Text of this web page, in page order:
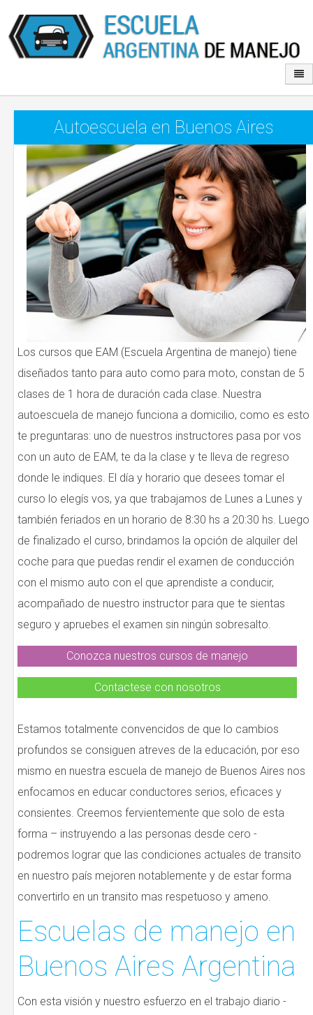
Autoescuela en Buenos Aires
Los cursos que EAM (Escuela Argentina de manejo) tiene
diseñados tanto para auto como para moto, constan de 5
clases de 1 hora de duración cada clase. Nuestra
autoescuela de manejo funciona a domicilio, como es esto
te preguntaras: uno de nuestros instructores pasa por vos
con un auto de EAM, te da la clase y te lleva de regreso
donde le indiques. El día y horario que desees tomar el
curso lo elegís vos, ya que trabajamos de Lunes a Lunes y
también feriados en un horario de 8:30 hs a 20:30 hs. Luego
de finalizado el curso, brindamos la opción de alquiler del
coche para que puedas rendir el examen de conducción
con el mismo auto con el que aprendiste a conducir,
acompañado de nuestro instructor para que te sientas
seguro y apruebes el examen sin ningún sobresalto.
Conozca nuestros cursos de manejo
Contactese con nosotros
Estamos totalmente convencidos de que lo cambios
profundos se consiguen atreves de la educación, por eso
mismo en nuestra escuela de manejo de Buenos Aires nos
enfocamos en educar conductores serios, eficaces y
consientes. Creemos fervientemente que solo de esta
forma – instruyendo a las personas desde cero -
podremos lograr que las condiciones actuales de transito
en nuestro país mejoren notablemente y de estar forma
convertirlo en un transito mas respetuoso y ameno.
Escuelas de manejo en
Buenos Aires Argentina
Con esta visión y nuestro esfuerzo en el trabajo diario -